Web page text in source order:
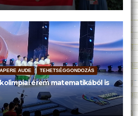
AUDE TEHETSÉGGONDOZÁS
érem matematikából is